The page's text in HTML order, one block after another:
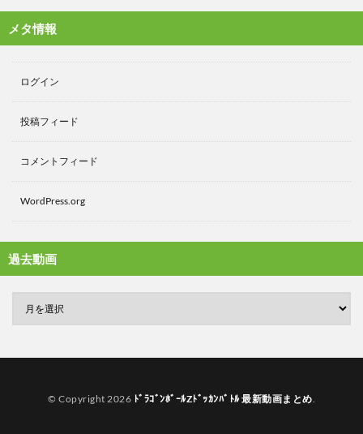
メタ情報
ログイン
投稿フィード
コメントフィード
WordPress.org
過去動画
© Copyright 2026 ﾄﾞﾗｺﾞﾝﾎﾞｰﾙZﾄﾞｯｶﾝﾊﾞﾄﾙ 最新動画まとめ